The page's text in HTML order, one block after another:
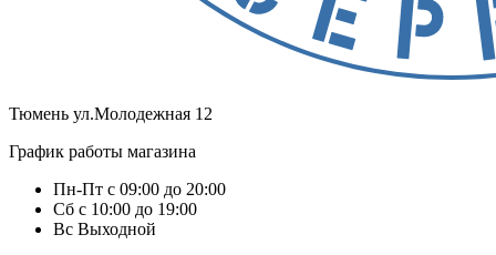
Тюмень ул.Молодежная 12
График работы магазина
Пн-Пт с 09:00 до 20:00
Сб с 10:00 до 19:00
Вс Выходной